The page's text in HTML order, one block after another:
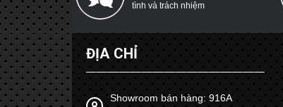
tình và trách nhiệm
ĐỊA CHỈ
Showroom bán hàng: 916A